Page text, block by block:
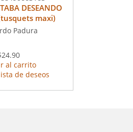
DESEANDO
maxi)
Padura
al carrito
de deseos